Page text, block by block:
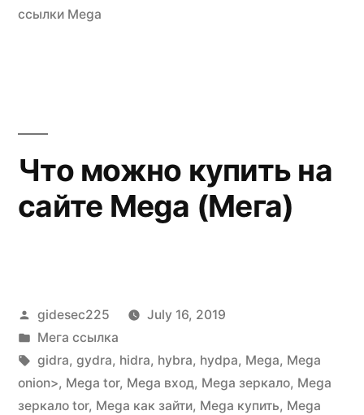
ссылки Mega
Что можно купить на
сайте Mega (Мега)
Posted
by
gidesec225
July 16, 2019
Posted
in
Мега ссылка
Tags:
gidra, gydra, hidra, hybra, hydpa, Mega, Mega
onion>, Mega tor, Mega вход, Mega зеркало, Mega
зеркало tor, Mega как зайти, Mega купить, Mega